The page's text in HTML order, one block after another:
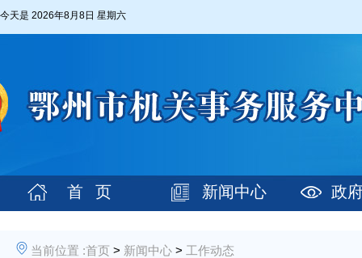
今天是 2026年8月8日 星期六
首 页 新闻中心 政
当前位置 :首页 > 新闻中心 > 工作动态